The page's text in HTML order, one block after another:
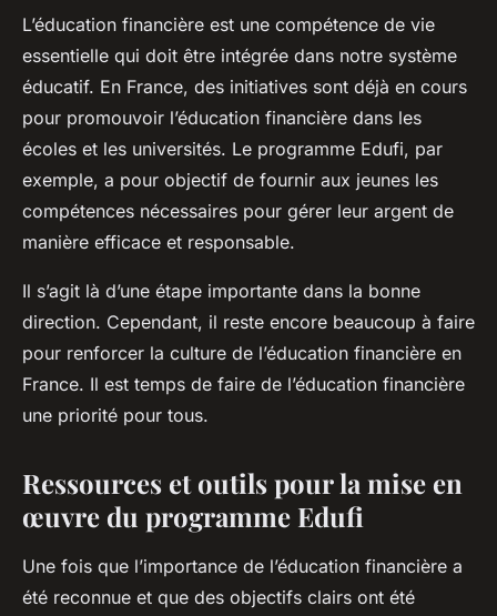
L’éducation financière est une compétence de vie
essentielle qui doit être intégrée dans notre système
éducatif. En France, des initiatives sont déjà en cours
pour promouvoir l’éducation financière dans les
écoles et les universités. Le programme Edufi, par
exemple, a pour objectif de fournir aux jeunes les
compétences nécessaires pour gérer leur argent de
manière efficace et responsable.
Il s’agit là d’une étape importante dans la bonne
direction. Cependant, il reste encore beaucoup à faire
pour renforcer la culture de l’éducation financière en
France. Il est temps de faire de l’éducation financière
une priorité pour tous.
Ressources et outils pour la mise en
œuvre du programme Edufi
Une fois que l’importance de l’éducation financière a
été reconnue et que des objectifs clairs ont été